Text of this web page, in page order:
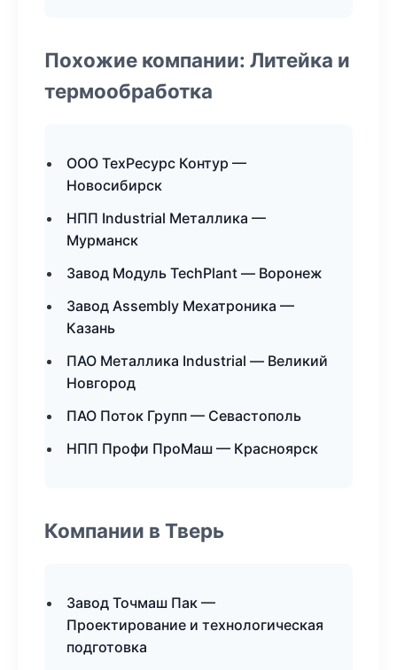
Похожие компании: Литейка и
термообработка
ООО ТехРесурс Контур —
Новосибирск
НПП Industrial Металлика —
Мурманск
Завод Модуль TechPlant — Воронеж
Завод Assembly Мехатроника —
Казань
ПАО Металлика Industrial — Великий
Новгород
ПАО Поток Групп — Севастополь
НПП Профи ПроМаш — Красноярск
Компании в Тверь
Завод Точмаш Пак —
Проектирование и технологическая
подготовка